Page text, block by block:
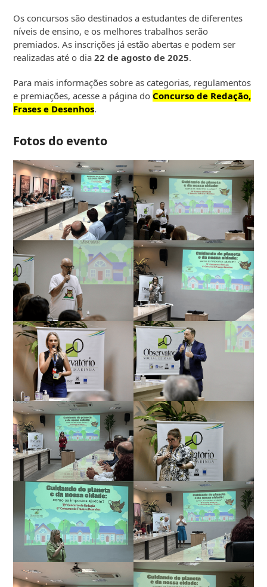
Os concursos são destinados a estudantes de diferentes
níveis de ensino, e os melhores trabalhos serão
premiados. As inscrições já estão abertas e podem ser
realizadas até o dia22 de agosto de 2025.
Para mais informações sobre as categorias, regulamentos
e premiações, acesse a página do Concurso de Redação,
Frases e Desenhos.
Fotos do evento